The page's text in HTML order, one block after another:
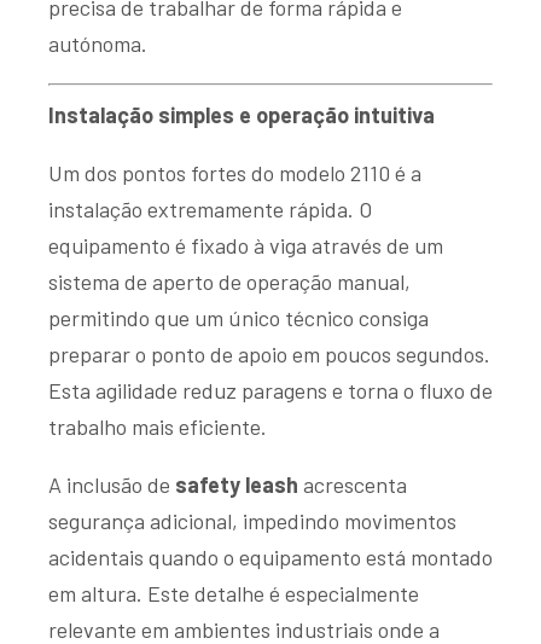
precisa de trabalhar de forma rápida e
autónoma.
Instalação simples e operação intuitiva
Um dos pontos fortes do modelo 2110 é a
instalação extremamente rápida. O
equipamento é fixado à viga através de um
sistema de aperto de operação manual,
permitindo que um único técnico consiga
preparar o ponto de apoio em poucos segundos.
Esta agilidade reduz paragens e torna o fluxo de
trabalho mais eficiente.
A inclusão de safety leash acrescenta
segurança adicional, impedindo movimentos
acidentais quando o equipamento está montado
em altura. Este detalhe é especialmente
relevante em ambientes industriais onde a